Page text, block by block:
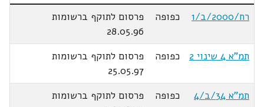
רח/2000/ב/1
כפופה
פרסום לתוקף ברשומות
28.05.96
תמ"א 4 שינוי 2
כפופה
פרסום לתוקף ברשומות
25.05.97
תמ"א 34/ב/4
כפופה
פרסום לתוקף ברשומות